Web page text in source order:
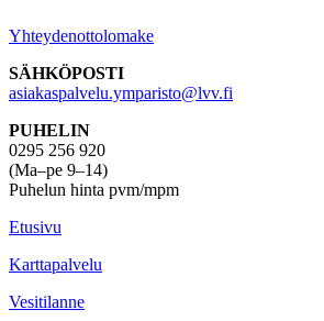
Yhteydenottolomake
SÄHKÖPOSTI
asiakaspalvelu.ymparisto@lvv.fi
PUHELIN
0295 256 920
(Ma–pe 9–14)
Puhelun hinta pvm/mpm
Etusivu
Karttapalvelu
Vesitilanne